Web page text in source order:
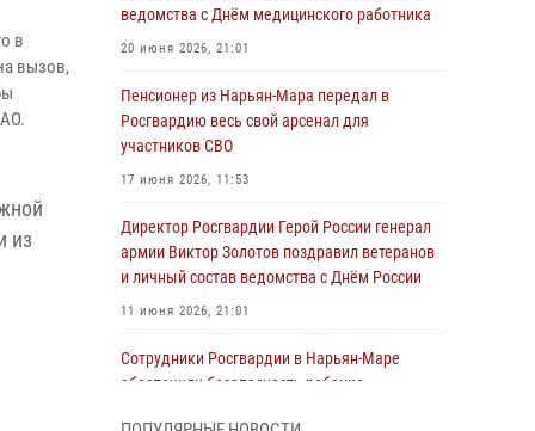
в
вызов,
из
ведомства с Днём медицинского работника
20 июня 2026, 21:01
Пенсионер из Нарьян-Мара передал в
Росгвардию весь свой арсенал для
участников СВО
17 июня 2026, 11:53
Директор Росгвардии Герой России генерал
армии Виктор Золотов поздравил ветеранов
и личный состав ведомства с Днём России
11 июня 2026, 21:01
Сотрудники Росгвардии в Нарьян-Маре
обеспечили безопасность ребенка,